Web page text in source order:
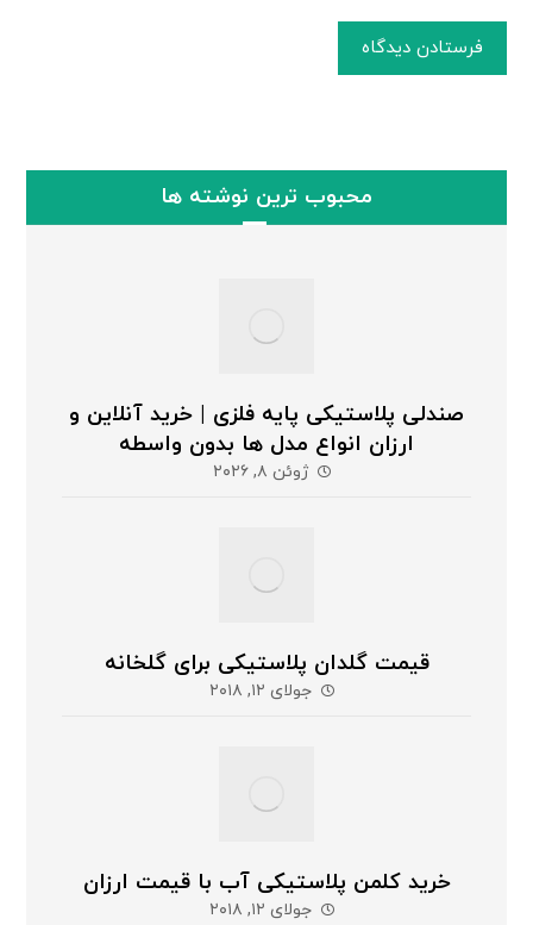
فرستادن دیدگاه
محبوب ترین نوشته ها
صندلی پلاستیکی پایه فلزی | خرید آنلاین و
ارزان انواع مدل ها بدون واسطه
ژوئن ۸, ۲۰۲۶
قیمت گلدان پلاستیکی برای گلخانه
جولای ۱۲, ۲۰۱۸
خرید کلمن پلاستیکی آب با قیمت ارزان
جولای ۱۲, ۲۰۱۸